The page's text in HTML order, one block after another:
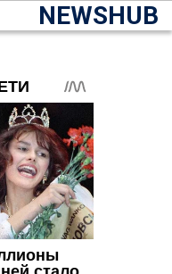
NEWSHUB